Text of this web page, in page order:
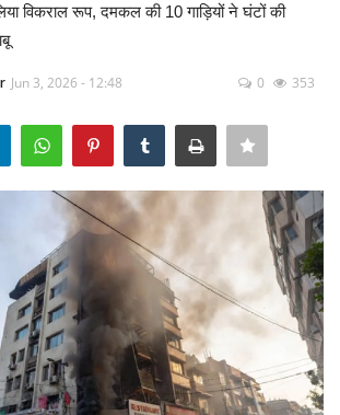
विकराल रूप, दमकल की 10 गाड़ियों ने घंटों की
Jun 3, 2026 - 12:48 0 353